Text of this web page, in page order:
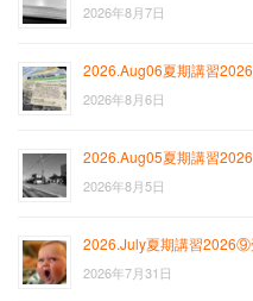
2026年8月7日
2026.Aug06夏期講習
2026年8月6日
2026.Aug05夏期講習
2026年8月5日
2026.July夏期講習2026⑨
2026年7月31日